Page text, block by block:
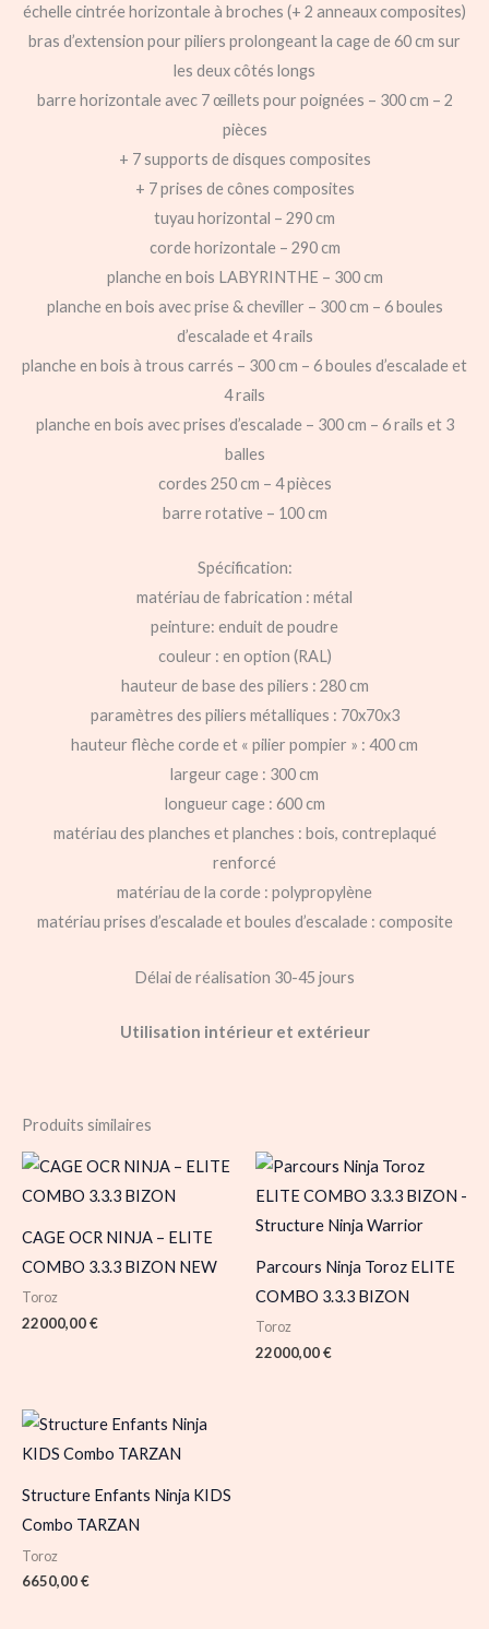
échelle cintrée horizontale à broches (+ 2 anneaux composites)
bras d’extension pour piliers prolongeant la cage de 60 cm sur
les deux côtés longs
barre horizontale avec 7 œillets pour poignées – 300 cm – 2
pièces
+ 7 supports de disques composites
+ 7 prises de cônes composites
tuyau horizontal – 290 cm
corde horizontale – 290 cm
planche en bois LABYRINTHE – 300 cm
planche en bois avec prise & cheviller – 300 cm – 6 boules
d’escalade et 4 rails
planche en bois à trous carrés – 300 cm – 6 boules d’escalade et
4 rails
planche en bois avec prises d’escalade – 300 cm – 6 rails et 3
balles
cordes 250 cm – 4 pièces
barre rotative – 100 cm
Spécification:
matériau de fabrication : métal
peinture: enduit de poudre
couleur : en option (RAL)
hauteur de base des piliers : 280 cm
paramètres des piliers métalliques : 70x70x3
hauteur flèche corde et « pilier pompier » : 400 cm
largeur cage : 300 cm
longueur cage : 600 cm
matériau des planches et planches : bois, contreplaqué
renforcé
matériau de la corde : polypropylène
matériau prises d’escalade et boules d’escalade : composite
Délai de réalisation 30-45 jours
Utilisation intérieur et extérieur
Produits similaires
CAGE OCR NINJA – ELITE
COMBO 3.3.3 BIZON NEW
Toroz
22000,00€
Parcours Ninja Toroz ELITE
COMBO 3.3.3 BIZON
Toroz
22000,00€
Structure Enfants Ninja KIDS
Combo TARZAN
Toroz
6650,00€